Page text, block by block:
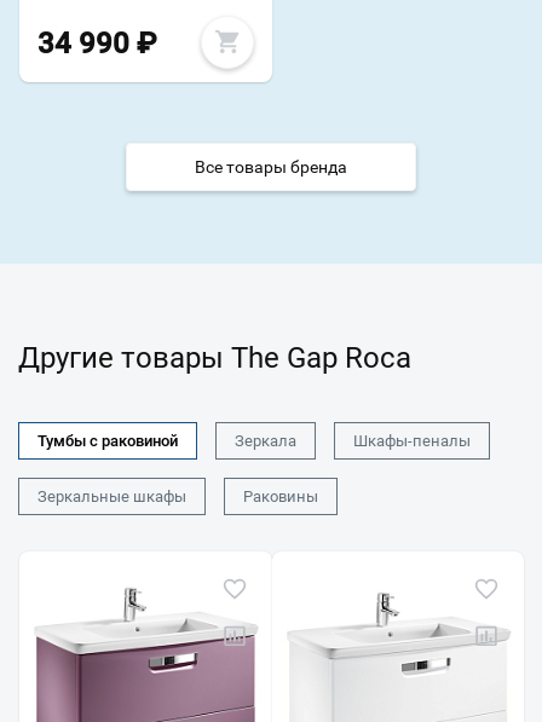
34 990 ₽
Все товары бренда
Другие товары The Gap Roca
Тумбы с раковиной Зеркала Шкафы-пеналы
Зеркальные шкафы Раковины